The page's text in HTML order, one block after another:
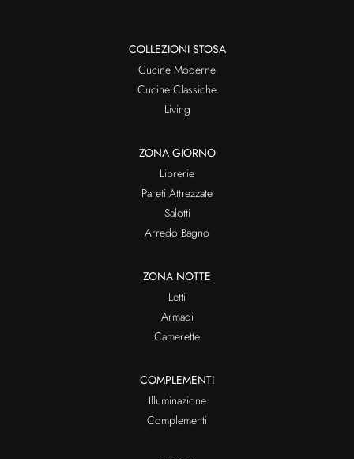
COLLEZIONI STOSA
Cucine Moderne
Cucine Classiche
Living
ZONA GIORNO
Librerie
Pareti Attrezzate
Salotti
Arredo Bagno
ZONA NOTTE
Letti
Armadi
Camerette
COMPLEMENTI
Illuminazione
Complementi